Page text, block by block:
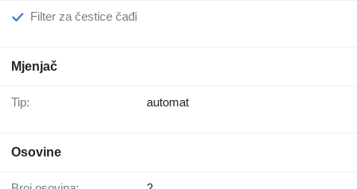
Filter za čestice čađi
Mjenjač
Tip: automat
Osovine